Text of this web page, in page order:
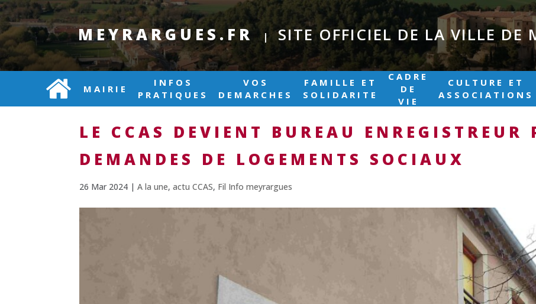
MEYRARGUES.FR | SITE OFFICIEL DE LA VILLE DE
MAIRIE
INFOS
PRATIQUES
VOS
DEMARCHES
FAMILLE ET
SOLIDARITE
CADRE
DE
VIE
CULTURE ET
ASSOCIATIONS
LE CCAS DEVIENT BUREAU ENREGISTREUR
DEMANDES DE LOGEMENTS SOCIAUX
26 Mar 2024 |A la une,actu CCAS, Fil Info meyrargues